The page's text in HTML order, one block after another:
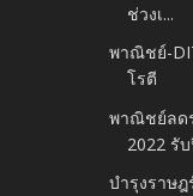
ช่วงเ...
พาณิชย์-
โรตี
พาณิชย์ลด
2022 รับ
บำรุงราษฎ